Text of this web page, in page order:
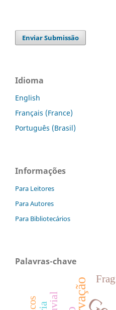
Enviar Submissão
Idioma
English
Français (France)
Português (Brasil)
Informações
Para Leitores
Para Autores
Para Bibliotecários
Palavras-chave